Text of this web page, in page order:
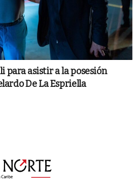
para asistir a la posesión
De La Espriella